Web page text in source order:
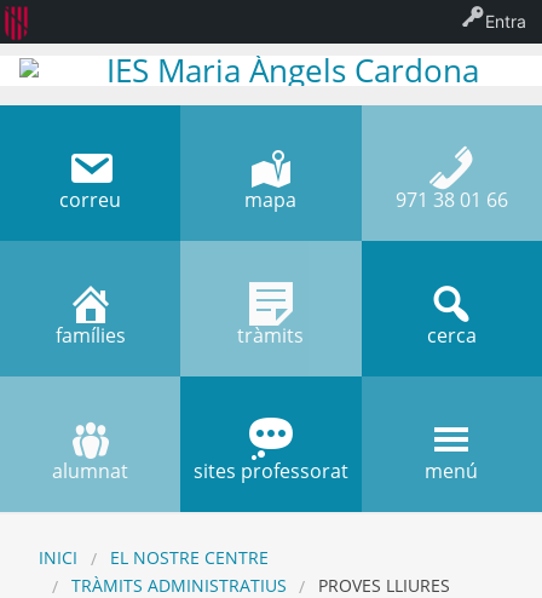
IES Maria Àngels Cardona
correu mapa 971 38 01 66
famílies tràmits cerca
alumnat sites professorat menú
INICI
EL NOSTRE CENTRE
TRÀMITS ADMINISTRATIUS
PROVES LLIURES
Entra